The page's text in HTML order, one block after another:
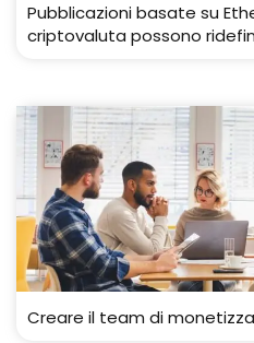
Pubblicazioni basate su
criptovaluta possono
Creare il team di